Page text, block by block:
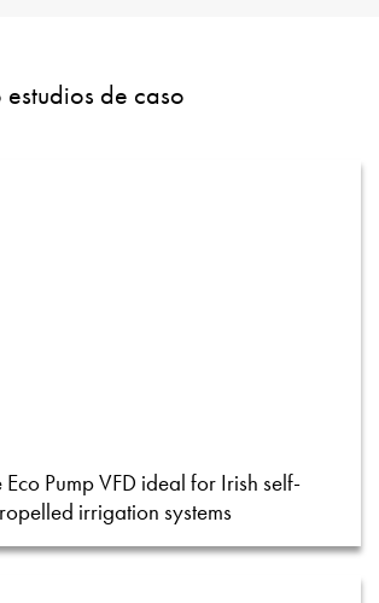
de caso
Pump VFD ideal for Irish self-
irrigation systems